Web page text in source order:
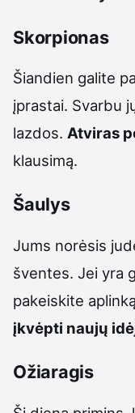
Skorpionas
Šiandien galite
įprastai. Svarbu
lazdos. Atviras
klausimą.
Šaulys
Jums norėsis
šventes. Jei yra
pakeiskite
įkvėpti naujų
Ožiaragis